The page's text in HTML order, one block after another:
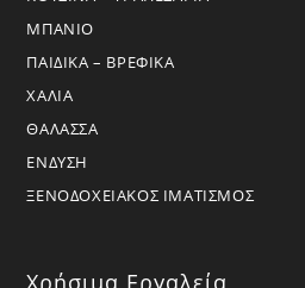
ΜΠΑΝΙΟ
ΠΑΙΔΙΚΑ – ΒΡΕΦΙΚΑ
ΧΑΛΙΑ
ΘΑΛΑΣΣΑ
ΕΝΔΥΣΗ
ΞΕΝΟΔΟΧΕΙΑΚΟΣ ΙΜΑΤΙΣΜΟΣ
Χρήσιμα Εργαλεία